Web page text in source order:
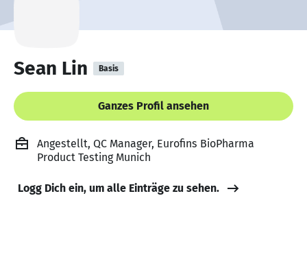
Sean Lin Basis
Ganzes Profil ansehen
Angestellt, QC Manager, Eurofins BioPharma
Product Testing Munich
Logg Dich ein, um alle Einträge zu sehen.